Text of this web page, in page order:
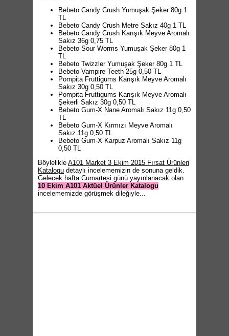
Bebeto Candy Crush Yumuşak Şeker 80g 1
TL
Bebeto Candy Crush Metre Sakız 40g 1 TL
Bebeto Candy Crush Karışık Meyve Aromalı
Sakız 36g 0,75 TL
Bebeto Sour Worms Yumuşak Şeker 80g 1
TL
Bebeto Twizzler Yumuşak Şeker 80g 1 TL
Bebeto Vampire Teeth 25g 0,50 TL
Pompita Fruttigums Karışık Meyve Aromalı
Sakız 30g 0,50 TL
Pompita Fruttigums Karışık Meyve Aromalı
Şekerli Sakız 30g 0,50 TL
Bebeto Gum-X Nane Aromalı Sakız 11g 0,50
TL
Bebeto Gum-X Kırmızı Meyve Aromalı
Sakız 11g 0,50 TL
Bebeto Gum-X Karpuz Aromalı Sakız 11g
0,50 TL
Böylelikle A101 Market 3 Ekim 2015 Fırsat Ürünleri
Katalogu detaylı incelememizin de sonuna geldik.
Gelecek hafta Cumartesi günü yayınlanacak olan
10 Ekim A101 Aktüel Ürünler Katalogu
incelememizde görüşmek dileğiyle...